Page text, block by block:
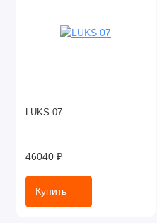
LUKS 07
46040 ₽
Купить